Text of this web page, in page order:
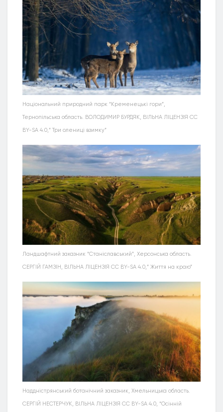
Національний природний парк “Кременецькі гори”,
Тернопільська область. ВОЛОДИМИР БУРДЯК, ВІЛЬНА ЛІЦЕНЗІЯ CC
BY-SA 4.0,” Три олениці взимку”
Ландшафтний заказник “Станіславський”, Херсонська область.
СЕРГІЙ ГАМЗІН, ВІЛЬНА ЛІЦЕНЗІЯ CC BY-SA 4.0,” Життя на краю”
Наддністрянський ботанічний заказник, Хмельницька область.
СЕРГІЙ НЕСТЕРЧУК, ВІЛЬНА ЛІЦЕНЗІЯ CC BY-SA 4.0, “Осінній